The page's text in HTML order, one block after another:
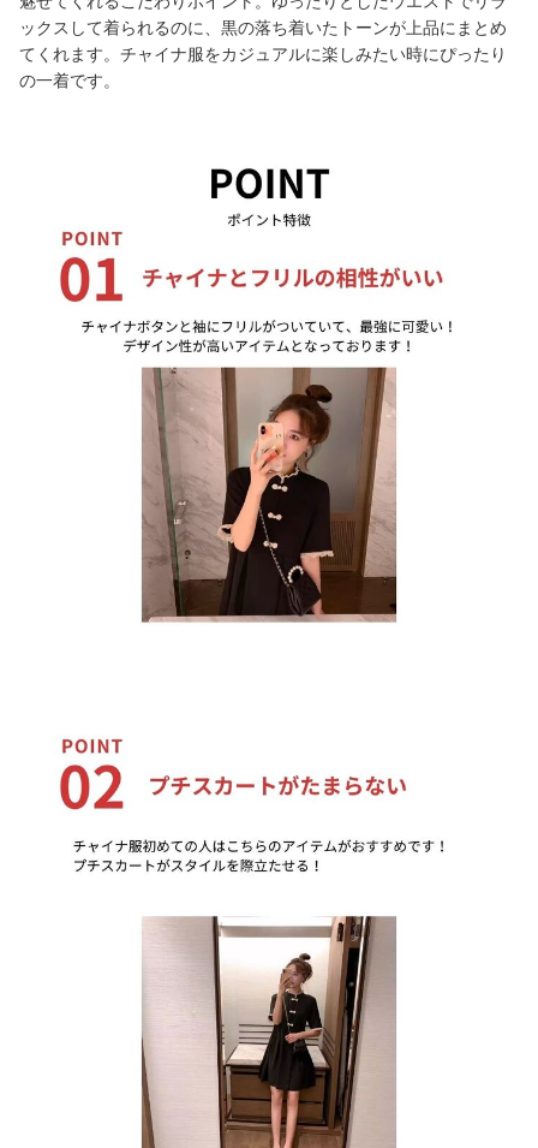
ックスして着られるのに、黒の落ち着いたトーンが上品にまとめ
てくれます。チャイナ服をカジュアルに楽しみたい時にぴったり
の一着です。